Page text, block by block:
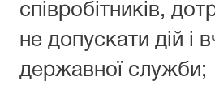
співробітників,
не допускати дій і
державної служби;